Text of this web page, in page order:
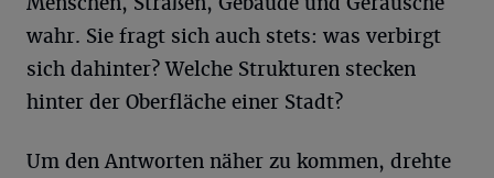
wahr. Sie fragt sich auch stets: was verbirgt
sich dahinter? Welche Strukturen stecken
hinter der Oberfläche einer Stadt?
Um den Antworten näher zu kommen, drehte